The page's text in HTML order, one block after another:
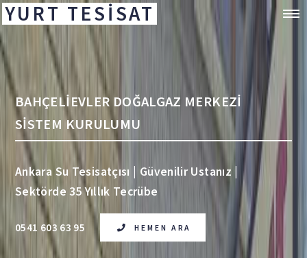
YURT TESİSAT
BAHÇELİEVLER DOĞALGAZ MERKEZİ
SİSTEM KURULUMU
Ankara Su Tesisatçısı | Güvenilir Ustanız |
Sektörde 35 Yıllık Tecrübe
0541 603 63 95 HEMEN ARA